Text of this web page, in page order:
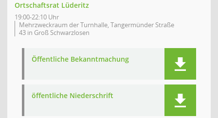
Ortschaftsrat Lüderitz
19:00-22:10 Uhr
Mehrzweckraum der Turnhalle, Tangermünder Straße
43 in Groß Schwarzlosen
Öffentliche Bekanntmachung
öffentliche Niederschrift